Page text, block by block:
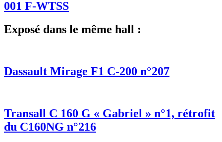
001 F-WTSS
Exposé dans le même hall :
Dassault Mirage F1 C-200 n°207
Transall C 160 G « Gabriel » n°1, rétrofit
du C160NG n°216